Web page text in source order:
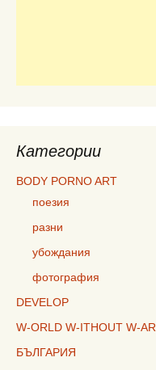
Категории
BODY PORNO ART
поезия
разни
убождания
фотография
DEVELOP
W-ORLD W-ITHOUT W-AR
БЪЛГАРИЯ